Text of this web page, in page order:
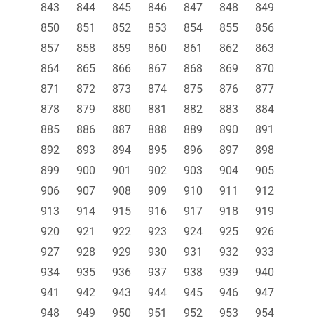
843
844 845 846 847 848
849
850
851 852 853 854 855
856
857
858 859 860 861 862
863
864
865 866 867 868 869
870
871
872 873 874 875 876
877
878
879 880 881 882 883
884
885
886 887 888 889 890
891
892
893 894 895 896 897
898
899
900 901 902 903 904
905
906
907 908 909 910 911
912
913
914 915 916 917 918
919
920
921 922 923 924 925
926
927
928 929 930 931 932
933
934
935 936 937 938 939
940
941
942 943 944 945 946
947
948
949 950 951 952 953
954